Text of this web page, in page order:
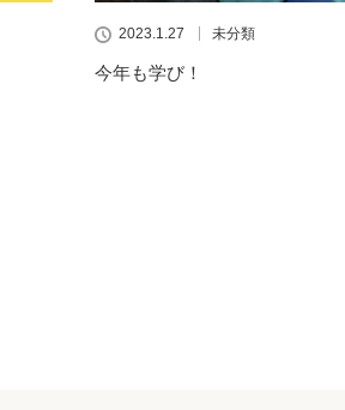
2023.1.27 未分類
今年も学び！